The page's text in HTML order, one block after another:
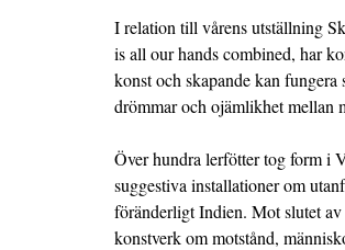
I relation till vårens utställning
is all our hands combined, har
konst och skapande kan
drömmar och ojämlikhet mellan
Över hundra lerfötter tog form i
suggestiva installationer om
föränderligt Indien. Mot slutet
konstverk om motstånd,